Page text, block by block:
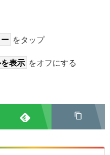
をタップ
表示 をオフにする